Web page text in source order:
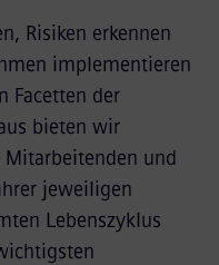
Risiken erkennen
implementieren
Facetten der
bieten wir
und
jeweiligen
Lebenszyklus